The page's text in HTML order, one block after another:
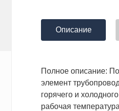
Описание
Полное описание:
элемент
горячего и
рабочая